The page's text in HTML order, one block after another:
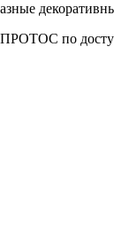
по